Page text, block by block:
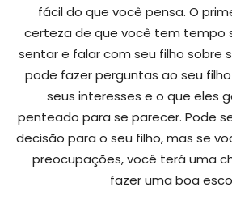
fácil do que você pensa. O
certeza de que você tem tempo
sentar e falar com seu filho sobre
pode fazer perguntas ao seu
seus interesses e o que eles
penteado para se parecer. Pode
decisão para o seu filho, mas se
preocupações, você terá uma
fazer uma boa